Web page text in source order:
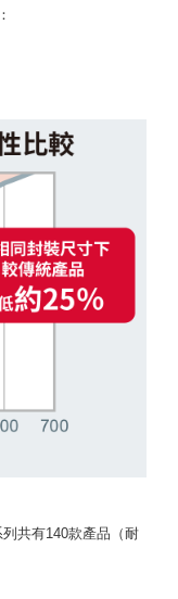
共有140款產品（耐